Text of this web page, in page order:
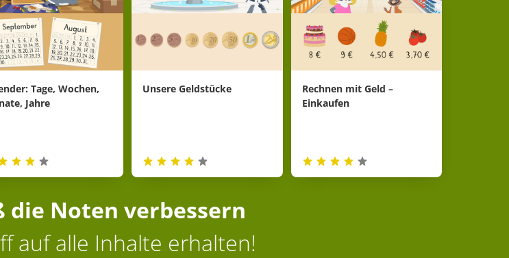
Tage, Wochen,
Jahre
Unsere Geldstücke
Rechnen mit Geld –
Einkaufen
die Noten verbessern
auf alle Inhalte erhalten!